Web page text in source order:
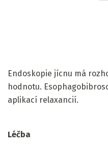
Endoskopie jícnu má
hodnotu.
aplikací relaxancií.
Léčba